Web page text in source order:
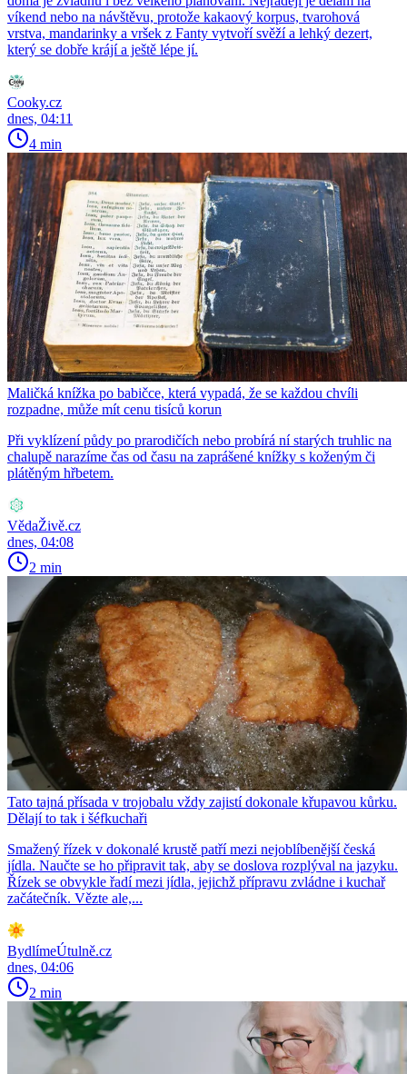
víkend nebo na návštěvu, protože kakaový korpus, tvarohová
vrstva, mandarinky a vršek z Fanty vytvoří svěží a lehký dezert,
který se dobře krájí a ještě lépe jí.
Cooky.cz
dnes, 04:11
4 min
Maličká knížka po babičce, která vypadá, že se každou chvíli
rozpadne, může mít cenu tisíců korun
Při vyklízení půdy po prarodičích nebo probírá ní starých truhlic na
chalupě narazíme čas od času na zaprášené knížky s koženým či
plátěným hřbetem.
VědaŽivě.cz
dnes, 04:08
2 min
Tato tajná přísada v trojobalu vždy zajistí dokonale křupavou kůrku.
Dělají to tak i šéfkuchaři
Smažený řízek v dokonalé krustě patří mezi nejoblíbenější česká
jídla. Naučte se ho připravit tak, aby se doslova rozplýval na jazyku.
Řízek se obvykle řadí mezi jídla, jejichž přípravu zvládne i kuchař
začátečník. Vězte ale,...
BydlímeÚtulně.cz
dnes, 04:06
2 min